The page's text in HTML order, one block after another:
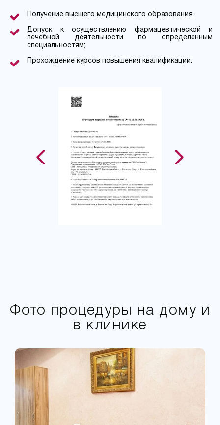
Получение высшего медицинского образования;
Допуск к осуществлению фармацевтической и
лечебной деятельности по определенным
специальностям;
Прохождение курсов повышения квалификации.
Фото процедуры на дому и
в клинике